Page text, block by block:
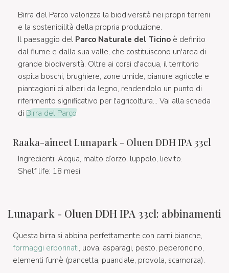
Birra del Parco valorizza la biodiversità nei propri terreni
e la sostenibilità della propria produzione.
Il paesaggio del Parco Naturale del Ticino è definito
dal fiume e dalla sua valle, che costituiscono un'area di
grande biodiversità. Oltre ai corsi d'acqua, il territorio
ospita boschi, brughiere, zone umide, pianure agricole e
piantagioni di alberi da legno, rendendolo un punto di
riferimento significativo per l'agricoltura... Vai alla scheda
di Birra del Parco
Raaka-aineet Lunapark - Oluen DDH IPA 33cl
Ingredienti: Acqua, malto d’orzo, luppolo, lievito.
Shelf life: 18 mesi
Lunapark - Oluen DDH IPA 33cl: abbinamenti
Questa birra si abbina perfettamente con carni bianche,
formaggi erborinati, uova, asparagi, pesto, peperoncino,
elementi fumè (pancetta, puanciale, provola, scamorza).